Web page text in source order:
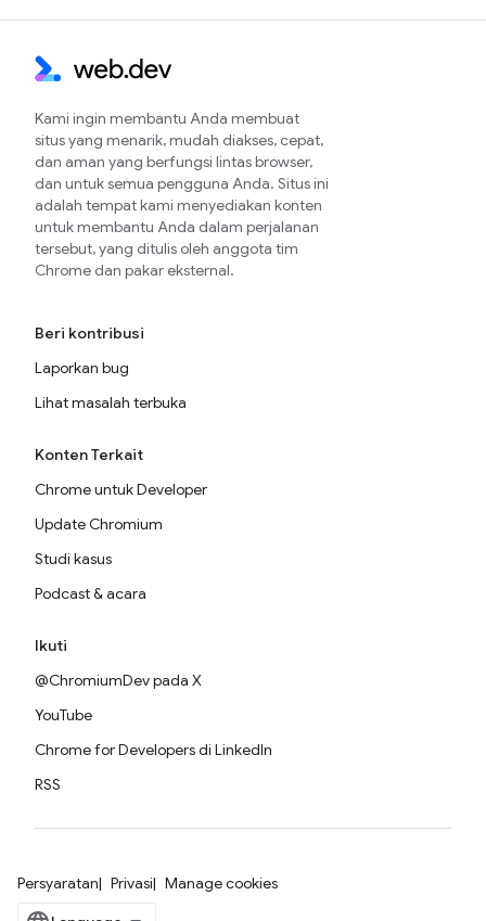
Kami ingin membantu Anda membuat
situs yang menarik, mudah diakses, cepat,
dan aman yang berfungsi lintas browser,
dan untuk semua pengguna Anda. Situs ini
adalah tempat kami menyediakan konten
untuk membantu Anda dalam perjalanan
tersebut, yang ditulis oleh anggota tim
Chrome dan pakar eksternal.
Beri kontribusi
Laporkan bug
Lihat masalah terbuka
Konten Terkait
Chrome untuk Developer
Update Chromium
Studi kasus
Podcast & acara
Ikuti
@ChromiumDev pada X
YouTube
Chrome for Developers di LinkedIn
RSS
Persyaratan Privasi Manage cookies